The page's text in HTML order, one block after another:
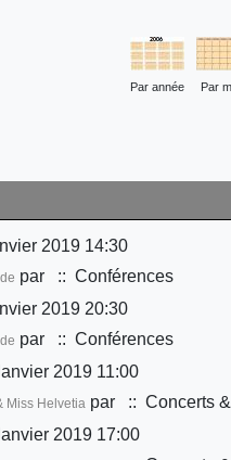
Par année Par
2019 14:30
par
:: Conférences
2019 20:30
par
:: Conférences
2019 11:00
Miss Helvetia par
:: Concerts
2019 17:00